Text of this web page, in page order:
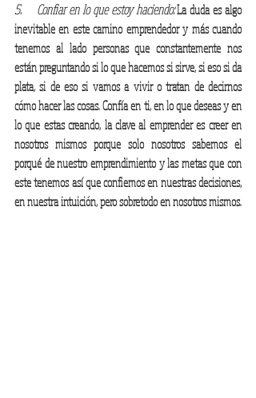
5.     Confiar en lo que estoy haciendo: La duda es algo
inevitable en este camino emprendedor y más cuando
tenemos al lado personas que constantemente nos
están preguntando si lo que hacemos si sirve, si eso si da
plata, si de eso si vamos a vivir o tratan de decirnos
cómo hacer las cosas. Confía en ti, en lo que deseas y en
lo que estas creando, la clave al emprender es creer en
nosotros mismos porque solo nosotros sabemos el
porqué de nuestro emprendimiento y las metas que con
este tenemos así que confiemos en nuestras decisiones,
en nuestra intuición, pero sobretodo en nosotros mismos.